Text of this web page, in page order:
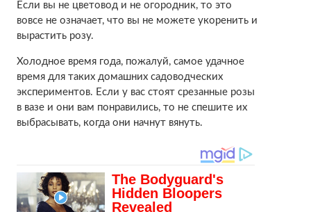
Если вы не цветовод и не огородник, то это
вовсе не означает, что вы не можете укоренить и
вырастить розу.
Холодное время года, пожалуй, самое удачное
время для таких домашних садоводческих
экспериментов. Если у вас стоят срезанные розы
в вазе и они вам понравились, то не спешите их
выбрасывать, когда они начнут вянуть.